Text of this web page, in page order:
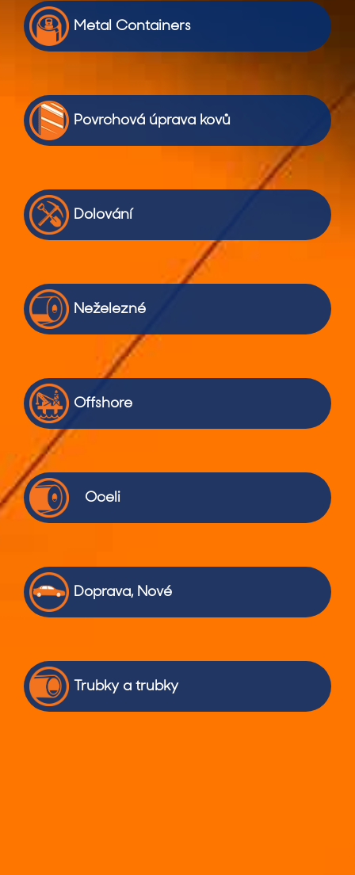
Metal Containers
Povrchová úprava kovů
Dolování
Neželezné
Offshore
Oceli
Doprava, Nové
Trubky a trubky